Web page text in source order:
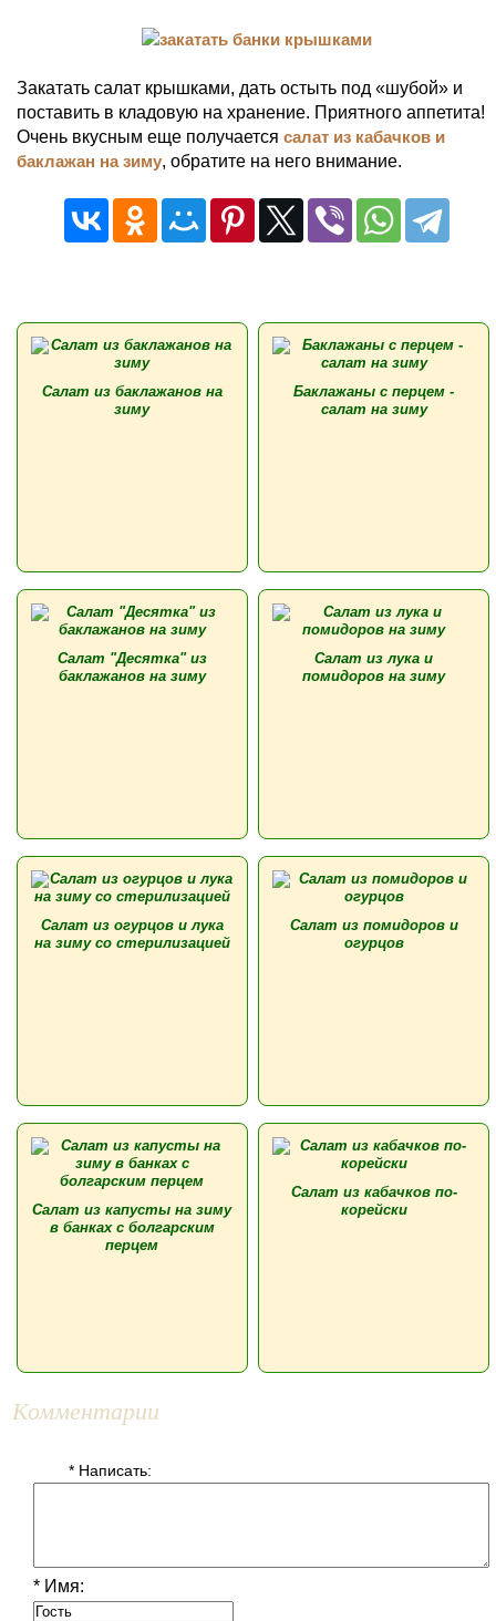
Закатать салат крышками, дать остыть под «шубой» и
поставить в кладовую на хранение. Приятного аппетита!
Очень вкусным еще получается салат из кабачков и
баклажан на зиму, обратите на него внимание.
Салат из баклажанов на
зиму
Баклажаны с перцем -
салат на зиму
Салат "Десятка" из
баклажанов на зиму
Салат из лука и
помидоров на зиму
Салат из огурцов и лука
на зиму со стерилизацией
Салат из помидоров и
огурцов
Салат из капусты на зиму
в банках с болгарским
перцем
Салат из кабачков по-
корейски
Комментарии
* Написать:
* Имя: